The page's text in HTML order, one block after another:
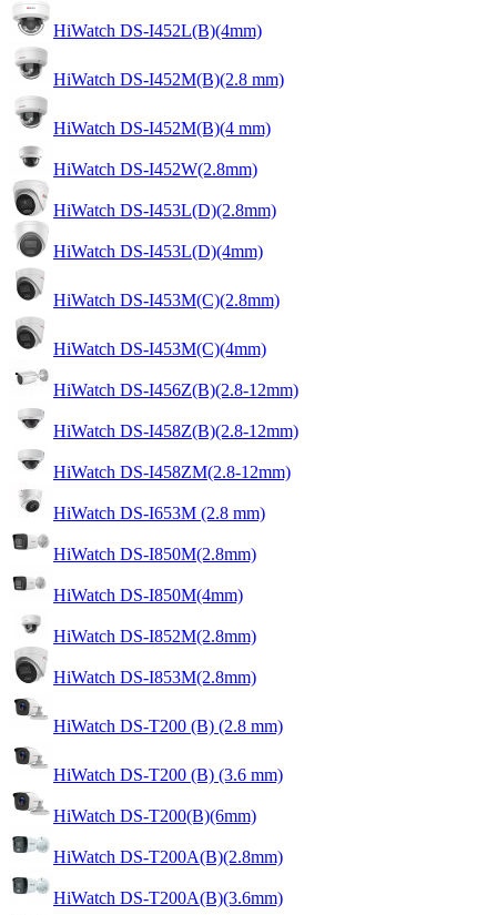
HiWatch DS-I452L(B)(4mm)
HiWatch DS-I452M(B)(2.8 mm)
HiWatch DS-I452M(B)(4 mm)
HiWatch DS-I452W(2.8mm)
HiWatch DS-I453L(D)(2.8mm)
HiWatch DS-I453L(D)(4mm)
HiWatch DS-I453M(C)(2.8mm)
HiWatch DS-I453M(C)(4mm)
HiWatch DS-I456Z(B)(2.8-12mm)
HiWatch DS-I458Z(B)(2.8-12mm)
HiWatch DS-I458ZM(2.8-12mm)
HiWatch DS-I653M (2.8 mm)
HiWatch DS-I850M(2.8mm)
HiWatch DS-I850M(4mm)
HiWatch DS-I852M(2.8mm)
HiWatch DS-I853M(2.8mm)
HiWatch DS-T200 (B) (2.8 mm)
HiWatch DS-T200 (B) (3.6 mm)
HiWatch DS-T200(B)(6mm)
HiWatch DS-T200A(B)(2.8mm)
HiWatch DS-T200A(B)(3.6mm)